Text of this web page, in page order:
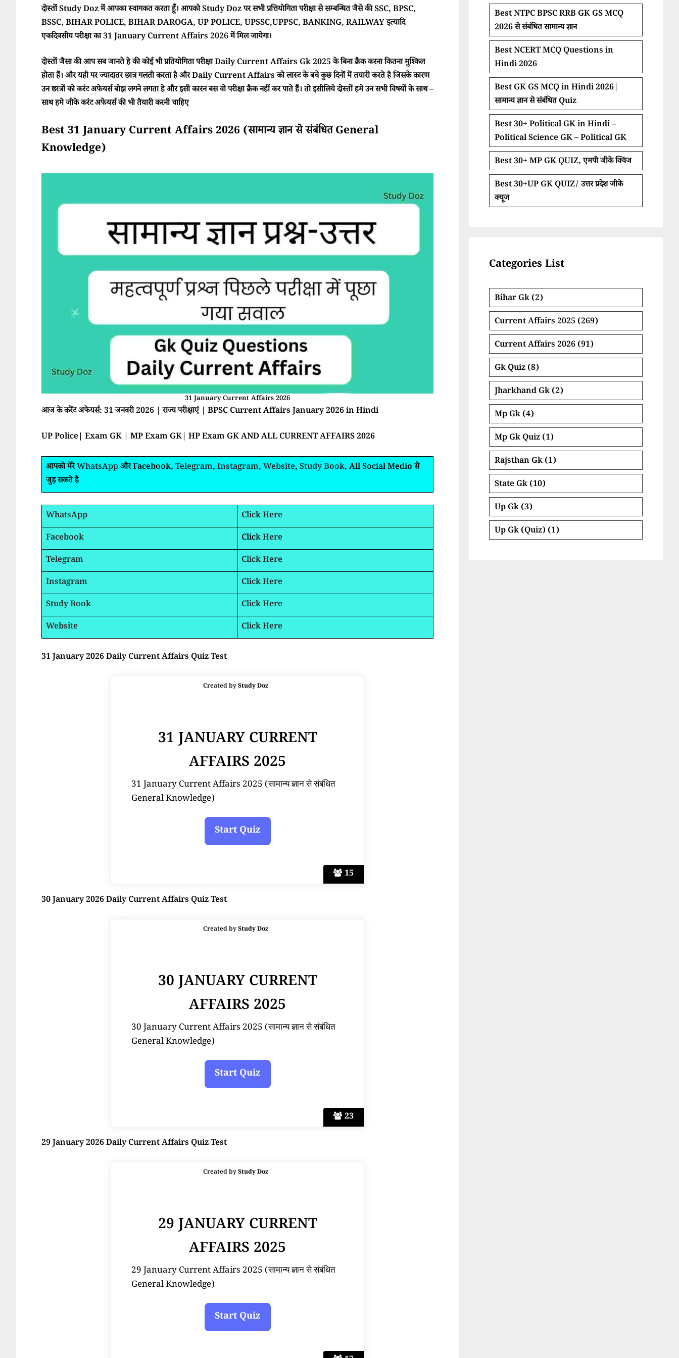
दोस्तों Study Doz में आपका स्वागकत करता हूँ। आपको Study Doz पर सभी प्रत्तियोगिता परीक्षा से सम्बन्धित जैसे की SSC, BPSC,
BSSC, BIHAR POLICE, BIHAR DAROGA, UP POLICE, UPSSC,UPPSC, BANKING, RAILWAY इत्यादि
एकदिवसीय परीक्षा का 31 January Current Affairs 2026 में मिल जायेगा।
दोस्तों जैसा की आप सब जानते हे की कोई भी प्रतियोगिता परीक्षा Daily Current Affairs Gk 2025 के बिना क्रैक करना कितना मुश्किल
होता हैं। और यही पर ज्यादातर छात्र गलती करता है और Daily Current Affairs को लास्ट के बचे कुछ दिनों में तयारी करते है जिसके कारण
उन छात्रों को करंट अफेयर्स बोझ लगने लगता हे और इसी कारन बस वो परीक्षा क्रैक नहीं कर पाते हैं। तो इसीलिये दोस्तों हमे उन सभी विषयों के साथ –
साथ हमे जीके करंट अफेयर्स की भी तैयारी करनी चाहिए
Best 31 January Current Affairs 2026 (सामान्य ज्ञान से संबंधित General
Knowledge)
31 January Current Affairs 2026
आज के करेंट अफेयर्स: 31 जनवरी 2026 | राज्य परीक्षाएं | BPSC Current Affairs January 2026 in Hindi
UP Police| Exam GK | MP Exam GK| HP Exam GK AND ALL CURRENT AFFAIRS 2026
आपको मेरेWhatsAppऔर Facebook, Telegram, Instagram, Website, Study Book, All Social Medio से
जुड़ सकते है
WhatsApp
Click Here
Facebook
Click Here
Telegram
Click Here
Instagram
Click Here
Study Book
Click Here
Website
Click Here
31 January 2026 Daily Current Affairs Quiz Test
15
Created byStudy Doz
31 JANUARY CURRENT
AFFAIRS 2025
31 January Current Affairs 2025 (सामान्य ज्ञान से संबंधित
General Knowledge)
30 January 2026 Daily Current Affairs Quiz Test
23
Created byStudy Doz
30 JANUARY CURRENT
AFFAIRS 2025
30 January Current Affairs 2025 (सामान्य ज्ञान से संबंधित
General Knowledge)
29 January 2026 Daily Current Affairs Quiz Test
Created byStudy Doz
29 JANUARY CURRENT
AFFAIRS 2025
29 January Current Affairs 2025 (सामान्य ज्ञान से संबंधित
General Knowledge)
Best NTPC BPSC RRB GK GS MCQ
2026 से संबंधित सामान्य ज्ञान
Best NCERT MCQ Questions in
Hindi 2026
Best GK GS MCQ in Hindi 2026|
सामान्य ज्ञान से संबंधित Quiz
Best 30+ Political GK in Hindi –
Political Science GK – Political GK
Best 30+ MP GK QUIZ, एमपी जीके क्विज
Best 30+UP GK QUIZ/ उत्तर प्रदेश जीके
क्यूज
Categories List
Bihar Gk (2)
Current Affairs 2025 (269)
Current Affairs 2026 (91)
Gk Quiz (8)
Jharkhand Gk (2)
Mp Gk (4)
Mp Gk Quiz (1)
Rajsthan Gk (1)
State Gk (10)
Up Gk (3)
Up Gk (Quiz) (1)